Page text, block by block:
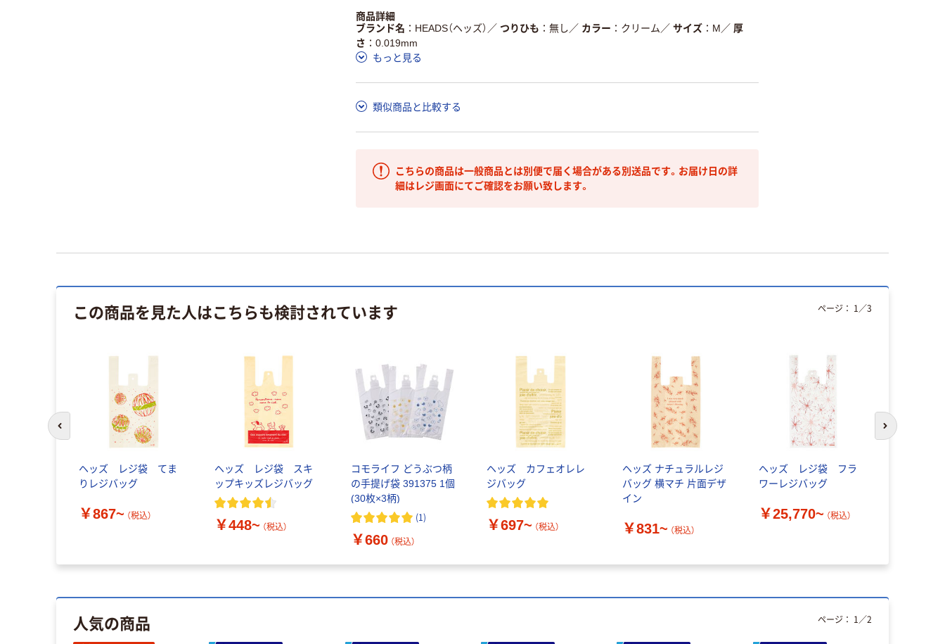
商品詳細
ブランド名
HEADS（ヘッズ） ／ つりひも 無し ／ カラー クリーム ／ サイズ M ／ 厚
さ
0.019mm
もっと見る
類似商品と比較する
こちらの商品は一般商品とは別便で届く場合がある別送品です。お届け日の詳
細はレジ画面にてご確認をお願い致します。
この商品を見た人はこちらも検討されています
ヘッズ レジ袋 てま
りレジバッグ
￥867~ （税込）
ヘッズ レジ袋 スキ
ップキッズレジバッグ
￥448~ （税込）
コモライフ どうぶつ柄
の手提げ袋 391375 1個
(30枚×3柄)
(1)
￥660 （税込）
ヘッズ カフェオレレ
ジバッグ
￥697~ （税込）
ヘッズ ナチュラルレジ
バッグ 横マチ 片面デザ
イン
￥831~ （税込）
ヘッズ レジ袋 フラ
ワーレジバッグ
￥25,770~ （税込）
ページ： 1 ／3
前のスライドへ 次のスライド
人気の商品 ページ： 1／2